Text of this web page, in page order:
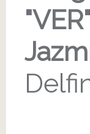
"VER"